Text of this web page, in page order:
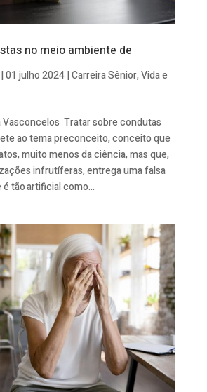
no meio ambiente de
|01 julho 2024|Carreira Sênior,Vida e
Vasconcelos Tratar sobre condutas
ao tema preconceito, conceito que
muito menos da ciência, mas que,
infrutíferas, entrega uma falsa
tão artificial como...